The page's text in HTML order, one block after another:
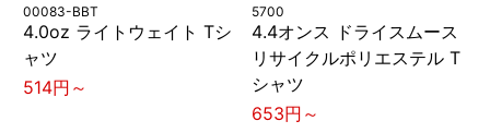
00083-BBT
4.0oz ライトウェイト Tシ
ャツ
514円～
5700
4.4オンス ドライスムース
リサイクルポリエステル T
シャツ
653円～